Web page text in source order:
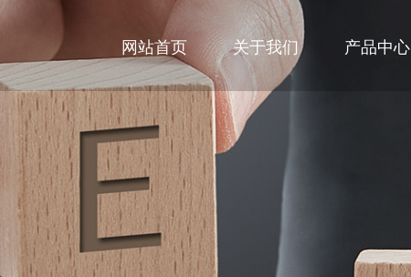
网站首页 关于我们 产品中心